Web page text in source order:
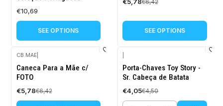
€10,69
SEE OPTIONS
€6,42
SEE OPTIONS
-10%
OFF
CB.MAE|
Caneca Para a Mãe c/
FOTO
€5,78€6,42
-10%
OFF
Porta-Chaves Toy Story -
Sr. Cabeça de Batata
€4,05€4,50